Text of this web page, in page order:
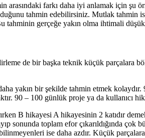
arasındaki farkı daha iyi anlamak için
tahmin edebilirsiniz. Mutlak tahmin
tahminin gerçeğe yakın olma ihtimali
de bir başka teknik küçük parçalara
yakın bir şekilde tahmin etmek
90 – 100 günlük proje ya da kullanıcı
B hikayesi A hikayesinin 2 katıdır
sonunda toplam efor çıkarıldığında
ise daha azdır. Küçük